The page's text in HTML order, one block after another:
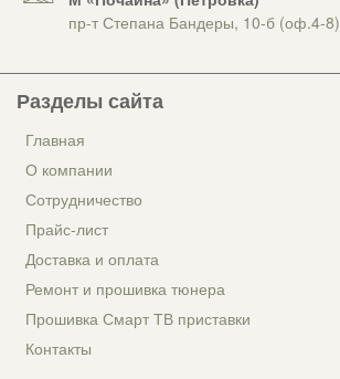
пр-т Степана Бандеры, 10-б (оф.4-8)
Разделы сайта
Главная
О компании
Сотрудничество
Прайс-лист
Доставка и оплата
Ремонт и прошивка тюнера
Прошивка Смарт ТВ приставки
Контакты